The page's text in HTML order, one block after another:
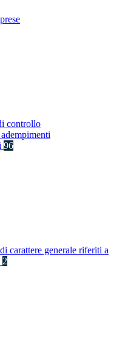
controllo
96
carattere generale riferiti a
2